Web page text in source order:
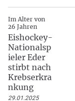
Im Alter von
26 Jahren
Eishockey-
Nationalsp
ieler Eder
stirbt nach
Krebserkra
nkung
29.01.2025